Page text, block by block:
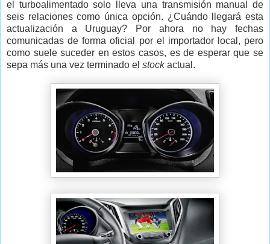
el turboalimentado solo lleva una transmisión manual de
seis relaciones como única opción. ¿Cuándo llegará esta
actualización a Uruguay? Por ahora no hay fechas
comunicadas de forma oficial por el importador local, pero
como suele suceder en estos casos, es de esperar que se
sepa más una vez terminado el stockactual.